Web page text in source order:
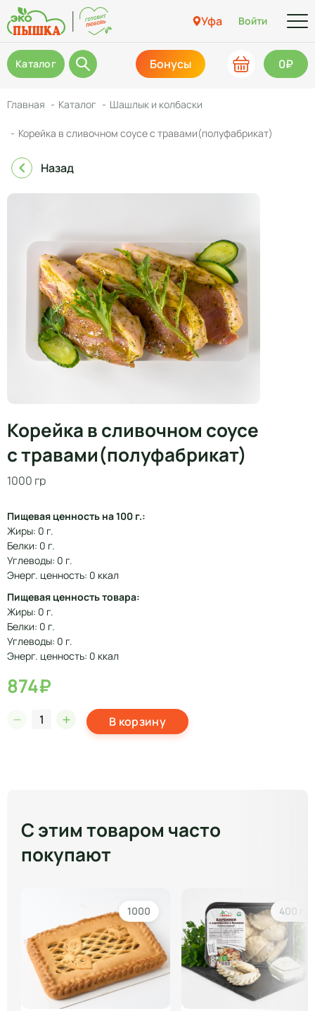
Уфа Войти
Каталог Бонусы 0₽
Главная Каталог Шашлык и колбаски
Корейка в сливочном соусе с травами(полуфабрикат)
Назад
Корейка в сливочном соусе
с травами(полуфабрикат)
1000 гр
Пищевая ценность на 100 г.:
Жиры: 0 г.
Белки: 0 г.
Углеводы: 0 г.
Энерг. ценность: 0 ккал
Пищевая ценность товара:
Жиры: 0 г.
Белки: 0 г.
Углеводы: 0 г.
Энерг. ценность: 0 ккал
874₽
В корзину
С этим товаром часто
покупают
1000 400 гр